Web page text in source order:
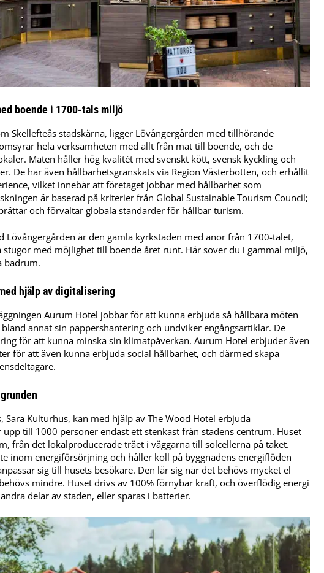
boende i 1700-tals miljö
Skellefteås stadskärna, ligger Lövångergården med tillhörande
hela verksamheten med allt från mat till boende, och de
Maten håller hög kvalitét med svenskt kött, svensk kyckling och
De har även hållbarhetsgranskats via Region Västerbotten, och erhållit
vilket innebär att företaget jobbar med hållbarhet som
är baserad på kriterier från Global Sustainable Tourism Council;
och förvaltar globala standarder för hållbar turism.
Lövångergården är den gamla kyrkstaden med anor från 1700-talet,
stugor med möjlighet till boende året runt. Här sover du i gammal miljö,
badrum.
hjälp av digitalisering
Aurum Hotel jobbar för att kunna erbjuda så hållbara möten
annat sin pappershantering och undviker engångsartiklar. De
för att kunna minska sin klimatpåverkan. Aurum Hotel erbjuder även
för att även kunna erbjuda social hållbarhet, och därmed skapa
Sara Kulturhus, kan med hjälp av The Wood Hotel erbjuda
till 1000 personer endast ett stenkast från stadens centrum. Huset
från det lokalproducerade träet i väggarna till solcellerna på taket.
inom energiförsörjning och håller koll på byggnadens energiflöden
sig till husets besökare. Den lär sig när det behövs mycket el
mindre. Huset drivs av 100% förnybar kraft, och överflödig energi
delar av staden, eller sparas i batterier.